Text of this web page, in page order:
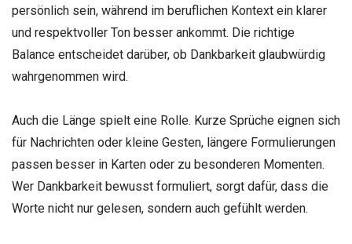
persönlich sein, während im beruflichen Kontext ein klarer
und respektvoller Ton besser ankommt. Die richtige
Balance entscheidet darüber, ob Dankbarkeit glaubwürdig
wahrgenommen wird.
Auch die Länge spielt eine Rolle. Kurze Sprüche eignen sich
für Nachrichten oder kleine Gesten, längere Formulierungen
passen besser in Karten oder zu besonderen Momenten.
Wer Dankbarkeit bewusst formuliert, sorgt dafür, dass die
Worte nicht nur gelesen, sondern auch gefühlt werden.